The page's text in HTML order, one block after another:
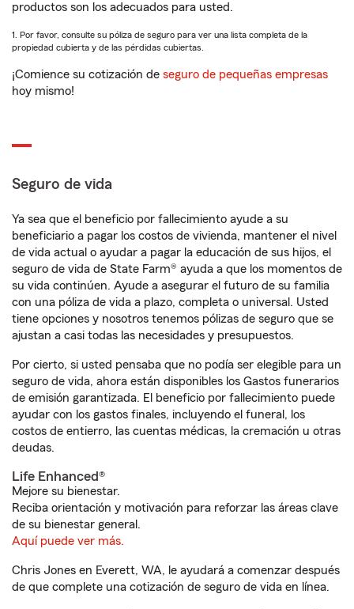
productos son los adecuados para usted.
1. Por favor, consulte su póliza de seguro para ver una lista completa de la
propiedad cubierta y de las pérdidas cubiertas.
¡Comience su cotización de seguro de pequeñas empresas
hoy mismo!
Seguro de vida
Ya sea que el beneficio por fallecimiento ayude a su
beneficiario a pagar los costos de vivienda, mantener el nivel
de vida actual o ayudar a pagar la educación de sus hijos, el
seguro de vida de State Farm® ayuda a que los momentos de
su vida continúen. Ayude a asegurar el futuro de su familia
con una póliza de vida a plazo, completa o universal. Usted
tiene opciones y nosotros tenemos pólizas de seguro que se
ajustan a casi todas las necesidades y presupuestos.
Por cierto, si usted pensaba que no podía ser elegible para un
seguro de vida, ahora están disponibles los Gastos funerarios
de emisión garantizada. El beneficio por fallecimiento puede
ayudar con los gastos finales, incluyendo el funeral, los
costos de entierro, las cuentas médicas, la cremación u otras
deudas.
Life Enhanced®
Mejore su bienestar.
Reciba orientación y motivación para reforzar las áreas clave
de su bienestar general.
Aquí puede ver más.
Chris Jones en Everett, WA, le ayudará a comenzar después
de que complete una cotización de seguro de vida en línea.